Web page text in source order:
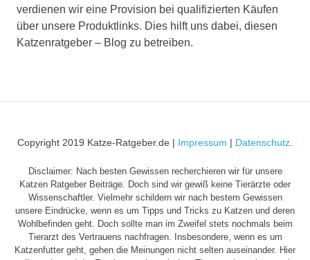
verdienen wir eine Provision bei qualifizierten Käufen
über unsere Produktlinks. Dies hilft uns dabei, diesen
Katzenratgeber – Blog zu betreiben.
Copyright 2019 Katze-Ratgeber.de | Impressum | Datenschutz
Disclaimer: Nach besten Gewissen recherchieren wir für unsere
Katzen Ratgeber Beiträge. Doch sind wir gewiß keine Tierärzte oder
Wissenschaftler. Vielmehr schildern wir nach bestem Gewissen
unsere Eindrücke, wenn es um Tipps und Tricks zu Katzen und deren
Wohlbefinden geht. Doch sollte man im Zweifel stets nochmals beim
Tierarzt des Vertrauens nachfragen. Insbesondere, wenn es um
Katzenfutter geht, gehen die Meinungen nicht selten auseinander. Hier